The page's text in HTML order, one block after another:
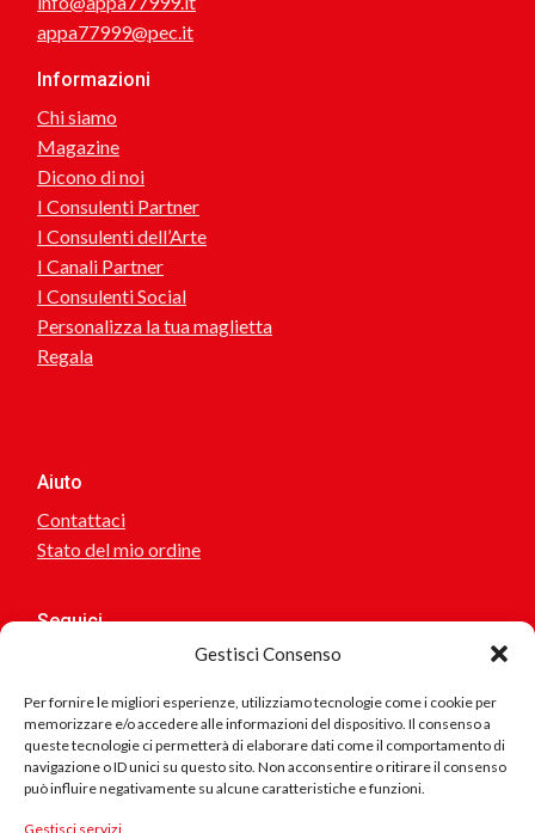
Gestisci Consenso
Per fornire le migliori esperienze, utilizziamo tecnologie come i cookie per
memorizzare e/o accedere alle informazioni del dispositivo. Il consenso a
queste tecnologie ci permetterà di elaborare dati come il comportamento di
navigazione o ID unici su questo sito. Non acconsentire o ritirare il consenso
può influire negativamente su alcune caratteristiche e funzioni.
Gestisci servizi
appa77999@pec.it
Informazioni
Chi siamo
Magazine
Dicono di noi
I Consulenti Partner
I Consulenti dell’Arte
I Canali Partner
I Consulenti Social
Personalizza la tua maglietta
Regala
Aiuto
Contattaci
Stato del mio ordine
Seguici
Sei interessato a collaborare o suggerirci idee? scrivici!
Se riscontri problemi nel sito, errore nei testi, collegamenti